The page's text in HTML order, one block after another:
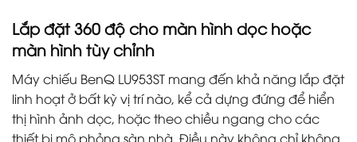
Lắp đặt 360 độ cho màn hình dọc hoặc
màn hình tùy chỉnh
Máy chiếu BenQ LU953ST mang đến khả năng lắp đặt
linh hoạt ở bất kỳ vị trí nào, kể cả dựng đứng để hiển
thị hình ảnh dọc, hoặc theo chiều ngang cho các
thiết bị mô phỏng sàn nhà. Điều này không chỉ không